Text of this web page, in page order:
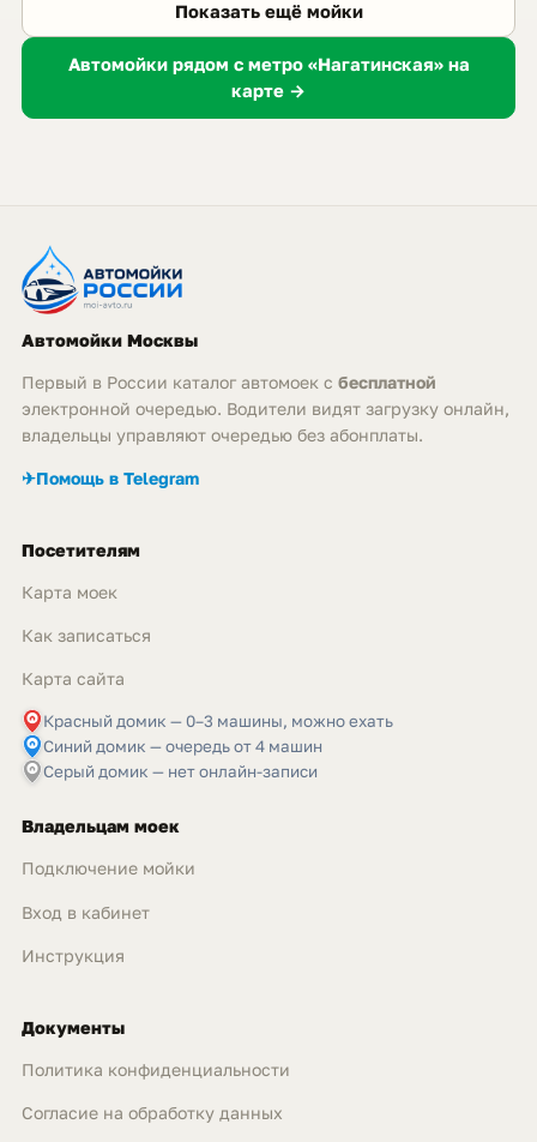
Показать ещё мойки
Автомойки рядом с метро «Нагатинская» на
карте →
Автомойки Москвы
Первый в России каталог автомоек с бесплатной
электронной очередью. Водители видят загрузку онлайн,
владельцы управляют очередью без абонплаты.
✈Помощь в Telegram
Посетителям
Карта моек
Как записаться
Карта сайта
Красный домик — 0–3 машины, можно ехать
Синий домик — очередь от 4 машин
Серый домик — нет онлайн-записи
Владельцам моек
Подключение мойки
Вход в кабинет
Инструкция
Документы
Политика конфиденциальности
Согласие на обработку данных